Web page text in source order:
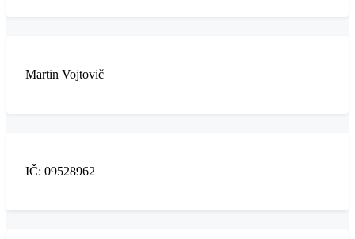
Martin Vojtovič
IČ: 09528962